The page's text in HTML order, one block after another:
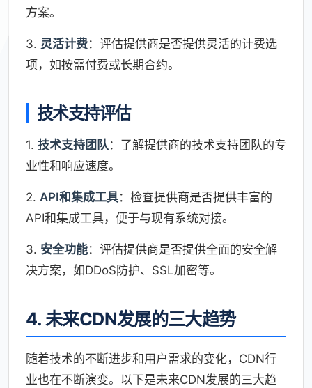
方案。
3. 灵活计费：评估提供商是否提供灵活的计费选
项，如按需付费或长期合约。
技术支持评估
1. 技术支持团队：了解提供商的技术支持团队的专
业性和响应速度。
2. API和集成工具：检查提供商是否提供丰富的
API和集成工具，便于与现有系统对接。
3. 安全功能：评估提供商是否提供全面的安全解
决方案，如DDoS防护、SSL加密等。
4. 未来CDN发展的三大趋势
随着技术的不断进步和用户需求的变化，CDN行
业也在不断演变。以下是未来CDN发展的三大趋